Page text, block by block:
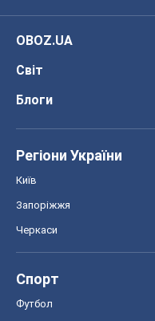
OBOZ.UA
Світ
Блоги
Регіони України
Київ
Запоріжжя
Черкаси
Спорт
Футбол